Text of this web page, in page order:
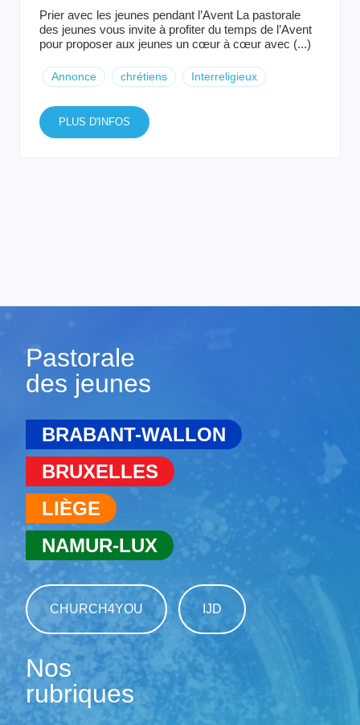
Prier avec les jeunes pendant l’Avent La pastorale
des jeunes vous invite à profiter du temps de l’Avent
pour proposer aux jeunes un cœur à cœur avec (...)
Annonce chrétiens Interreligieux
PLUS D'INFOS
Pastorale
des jeunes
BRABANT-WALLON
BRUXELLES
LIÈGE
NAMUR-LUX
CHURCH4YOU IJD
Nos
rubriques